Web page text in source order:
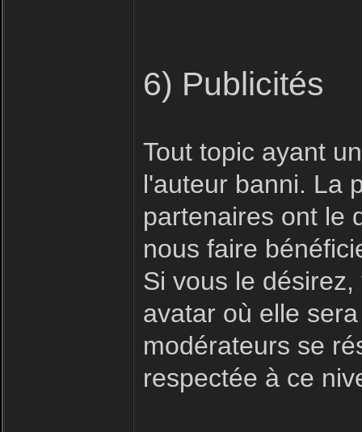
6) Publicités
Tout topic ayant
l'auteur banni. La
partenaires ont le
nous faire
Si vous le
avatar où elle
modérateurs se
respectée à ce